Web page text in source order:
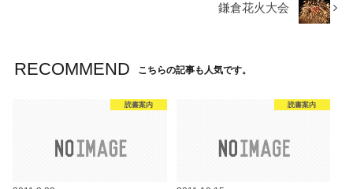
鎌倉花火大会
RECOMMEND こちらの記事も人気です。
読書案内 読書案内